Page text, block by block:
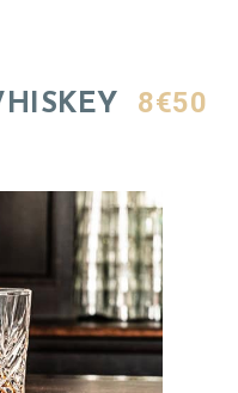
8€50